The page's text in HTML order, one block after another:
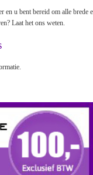
en u bent bereid om alle brede
Laat het ons weten.